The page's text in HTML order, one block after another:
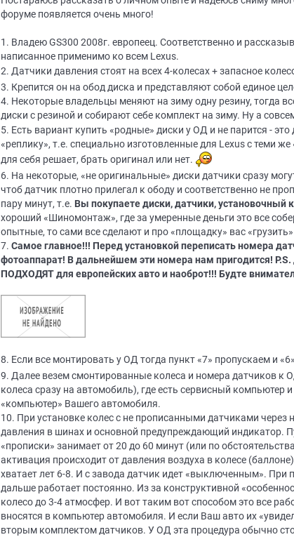
форуме появляется очень много!
1. Владею GS300 2008г. европеец. Соответственно и
написанное применимо ко всем Lexus.
2. Датчики давления стоят на всех 4-колесах + запасное
3. Крепится он на обод диска и представляют собой единое
4. Некоторые владельцы меняют на зиму одну резину, тогда
диски с резиной и собирают себе комплект на зиму. Ну а
5. Есть вариант купить «родные» диски у ОД и не парится -
«реплику», т.е. специально изготовленные для Lexus с теми
для себя решает, брать оригинал или нет.
6. На некоторые, «не оригинальные» диски датчики сразу
чтоб датчик плотно прилегал к ободу и соответственно не
пару минут, т.е. Вы покупаете диски, датчики, установочный
хороший «Шиномонтаж», где за умеренные деньги это все
опытные, то сами все сделают и про «площадку» вас «грузить»
7. Самое главное!!! Перед установкой переписать номера
фотоаппарат! В дальнейшем эти номера нам пригодится!
ПОДХОДЯТ для европейских авто и наоброт!!! Будте
8. Если все монтировать у ОД тогда пункт «7» пропускаем и
9. Далее везем смонтированные колеса и номера датчиков к
колеса сразу на автомобиль), где есть сервисный компьютер
«компьютер» Вашего автомобиля.
10. При установке колес с не прописанными датчиками через
давления в шинах и основной предупреждающий индикатор.
«прописки» занимает от 20 до 60 минут (или по
активация происходит от давления воздуха в колесе
хватает лет 6-8. И с завода датчик идет «выключенным». При
дальше работает постоянно. Из за конструктивной
колесо до 3-4 атмосфер. И вот таким вот способом это все
вносятся в компьютер автомобиля. И если Ваш авто их
вторым комплектом датчиков. У ОД эта процедура обычно